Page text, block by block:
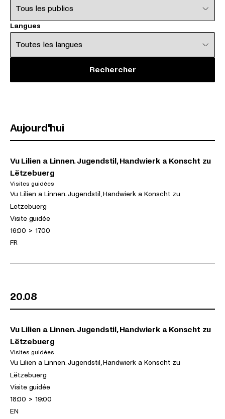
Langues
Langues
Aujourd'hui
Vu Lilien a Linnen. Jugendstil, Handwierk a Konscht zu
Lëtzebuerg
Visites guidées
(dimanche 09.08.2026)
Expositions
Vu Lilien a Linnen. Jugendstil, Handwierk a Konscht zu
Lëtzebuerg
Activités
Visite guidée
Horaires
16:00 > 17:00
Langues
FR
20.08
Vu Lilien a Linnen. Jugendstil, Handwierk a Konscht zu
Lëtzebuerg
Visites guidées
(jeudi 20.08.2026)
Expositions
Vu Lilien a Linnen. Jugendstil, Handwierk a Konscht zu
Lëtzebuerg
Activités
Visite guidée
Horaires
18:00 > 19:00
Langues
EN